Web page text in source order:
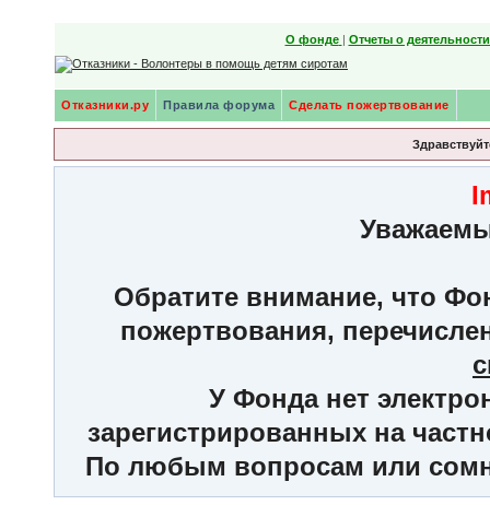
О фонде | Отчеты о
Отказники.ру Правила форума Сделать пожертвование
Обратите внимание, что
пожертвования,
У Фонда нет
зарегистрированных на
По любым вопросам или